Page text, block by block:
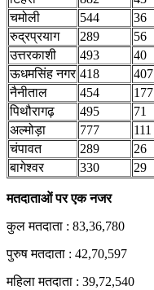
चमोली
544
36
रुद्रप्रयाग
289
56
उत्तरकाशी
493
40
ऊधमसिंह नगर 418
407
नैनीताल
454
177
पिथौरागढ़
495
71
अल्मोड़ा
777
111
चंपावत
289
26
बागेश्वर
330 29
मतदाताओं पर एक नजर
कुल मतदाता : 83,36,780
पुरुष मतदाता : 42,70,597
महिला मतदाता : 39,72,540